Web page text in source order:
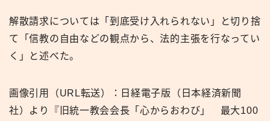
解散請求については「到底受け入れられない」と切り捨
て「信教の自由などの観点から、法的主張を行なってい
く」と述べた。
画像引用（URL転送）：日経電子版（日本経済新聞
社）より『旧統一教会会長「心からおわび」 最大100